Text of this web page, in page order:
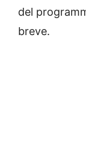
del
breve.